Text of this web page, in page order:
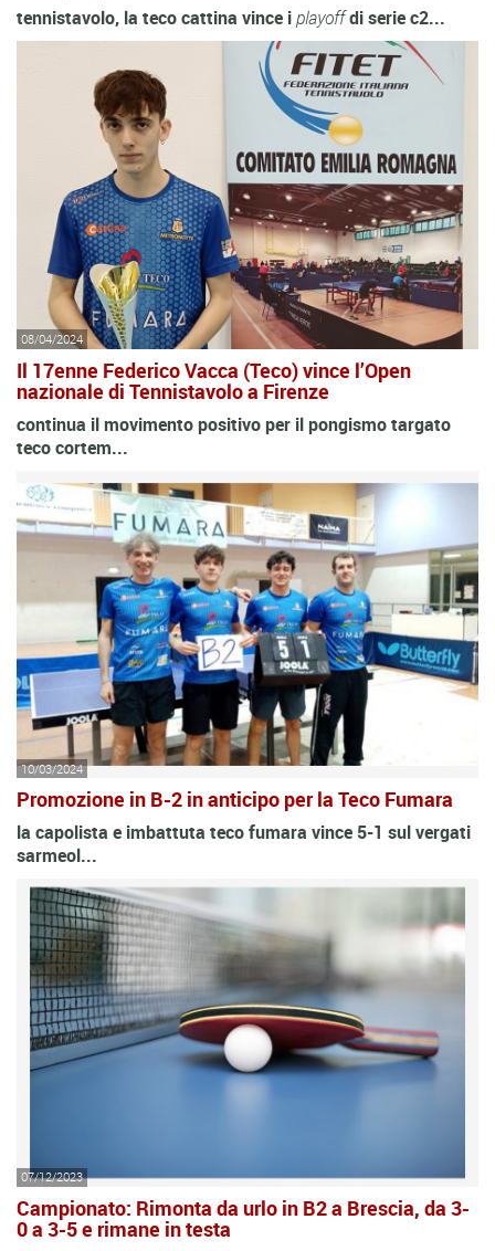
tennistavolo, la teco cattina vince iplayoffdi serie c2...
08/04/2024
Il 17enne Federico Vacca (Teco) vince l’Open
nazionale di Tennistavolo a Firenze
continua il movimento positivo per il pongismo targato
teco cortem...
10/03/2024
Promozione in B-2 in anticipo per la Teco Fumara
la capolista e imbattuta teco fumara vince 5-1 sul vergati
sarmeol...
07/12/2023
Campionato: Rimonta da urlo in B2 a Brescia, da 3-
0 a 3-5 e rimane in testa